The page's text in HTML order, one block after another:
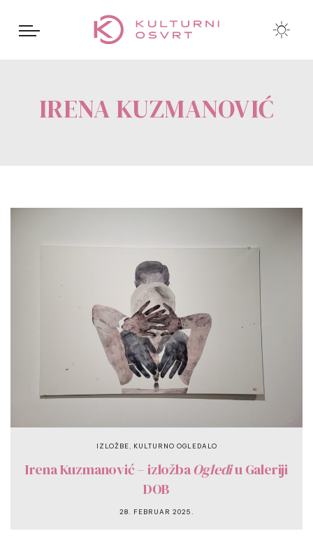
IRENA KUZMANOVIĆ
IZLOŽBE KULTURNO OGLEDALO
Irena Kuzmanović – izložbaOglediu Galeriji
DOB
28. FEBRUAR 2025.